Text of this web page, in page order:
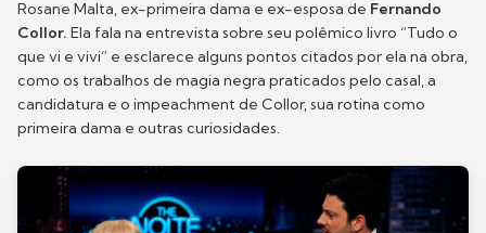
Rosane Malta, ex-primeira dama e ex-esposa de Fernando
Collor. Ela fala na entrevista sobre seu polêmico livro “Tudo o
que vi e vivi” e esclarece alguns pontos citados por ela na obra,
como os trabalhos de magia negra praticados pelo casal, a
candidatura e o impeachment de Collor, sua rotina como
primeira dama e outras curiosidades.